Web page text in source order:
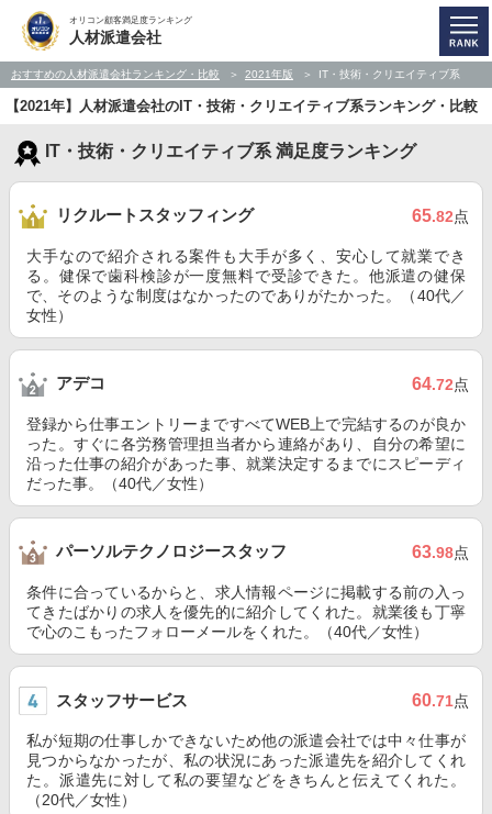
オリコン顧客満足度ランキング
人材派遣会社
おすすめの人材派遣会社ランキング・比較 2021年版 IT・技術・クリエイティブ系
【2021年】人材派遣会社のIT・技術・クリエイティブ系ランキング・比較
IT・技術・クリエイティブ系 満足度ランキング
リクルートスタッフィング 65.82点
大手なので紹介される案件も大手が多く、安心して就業でき
る。健保で歯科検診が一度無料で受診できた。他派遣の健保
で、そのような制度はなかったのでありがたかった。（40代／
女性）
アデコ 64.72点
登録から仕事エントリーまですべてWEB上で完結するのが良か
った。すぐに各労務管理担当者から連絡があり、自分の希望に
沿った仕事の紹介があった事、就業決定するまでにスピーディ
だった事。（40代／女性）
パーソルテクノロジースタッフ 63.98点
条件に合っているからと、求人情報ページに掲載する前の入っ
てきたばかりの求人を優先的に紹介してくれた。就業後も丁寧
で心のこもったフォローメールをくれた。（40代／女性）
スタッフサービス 60.71点
私が短期の仕事しかできないため他の派遣会社では中々仕事が
見つからなかったが、私の状況にあった派遣先を紹介してくれ
た。派遣先に対して私の要望などをきちんと伝えてくれた。
（20代／女性）